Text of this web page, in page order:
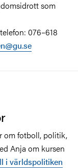
som
076–618
om fotboll, politik,
Anja om kursen
i världspolitiken